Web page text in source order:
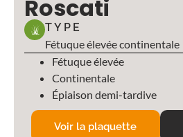
Roscati
TYPE
Fétuque élevée continentale
Fétuque élevée
Continentale
Épiaison demi-tardive
Voir la plaquette